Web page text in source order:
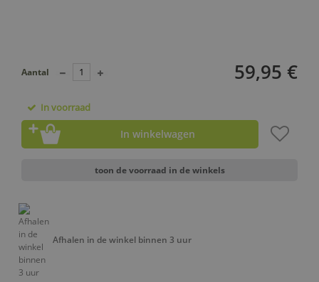
59,95 €
Aantal
In voorraad
In winkelwagen
toon de voorraad in de winkels
Afhalen in de winkel binnen 3 uur